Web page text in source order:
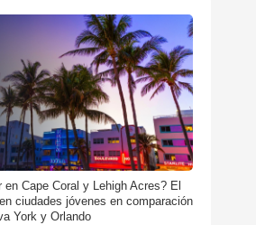
Cape Coral y Lehigh Acres? El
ciudades jóvenes en comparación
York y Orlando